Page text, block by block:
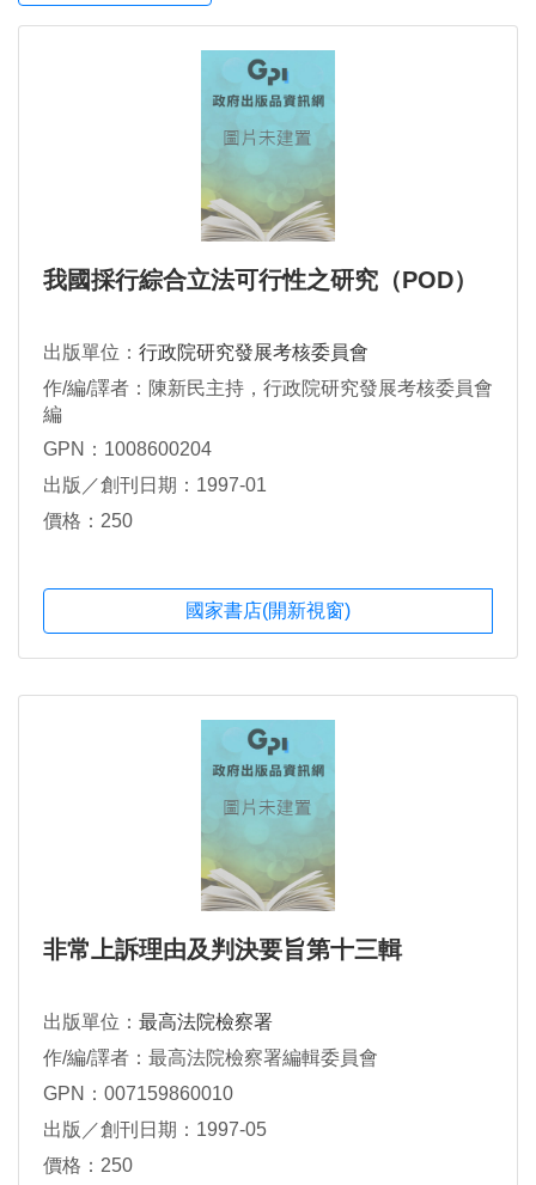
我國採行綜合立法可行性之研究（POD）
出版單位： 行政院研究發展考核委員會
作/編/譯者：陳新民主持，行政院研究發展考核委員會
編
GPN：1008600204
出版／創刊日期：1997-01
價格：250
國家書店(開新視窗)
非常上訴理由及判決要旨第十三輯
出版單位： 最高法院檢察署
作/編/譯者：最高法院檢察署編輯委員會
GPN：007159860010
出版／創刊日期：1997-05
價格：250